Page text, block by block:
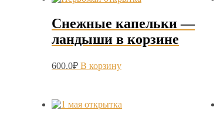
Снежные капельки —
ландыши в корзине
600.0₽ В корзину